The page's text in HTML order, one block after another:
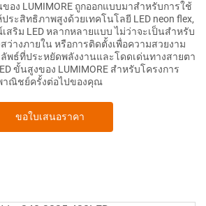
อง LUMIMORE ถูกออกแบบมาสำหรับการใช้
ระสิทธิภาพสูงด้วยเทคโนโลยี LED neon flex,
สริม LED หลากหลายแบบ ไม่ว่าจะเป็นสำหรับ
างภายใน หรือการติดตั้งเพื่อความสวยงาม
พธ์ที่ประหยัดพลังงานและโดดเด่นทางสายตา
ขั้นสูงของ LUMIMORE สำหรับโครงการ
าณิชย์ครั้งต่อไปของคุณ
ขอใบเสนอราคา